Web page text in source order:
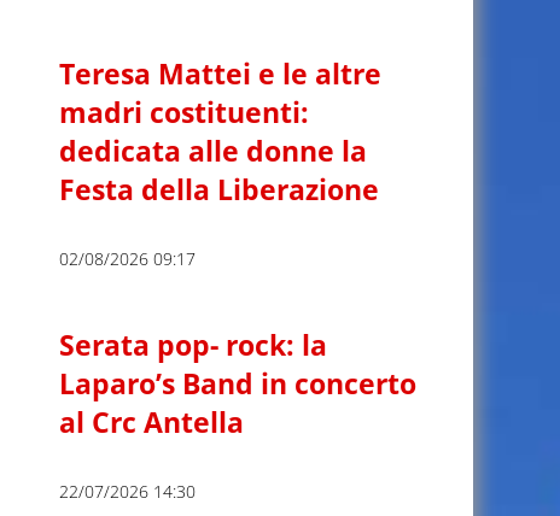
Teresa Mattei e le altre
madri costituenti:
dedicata alle donne la
Festa della Liberazione
02/08/2026 09:17
Serata pop- rock: la
Laparo’s Band in concerto
al Crc Antella
22/07/2026 14:30